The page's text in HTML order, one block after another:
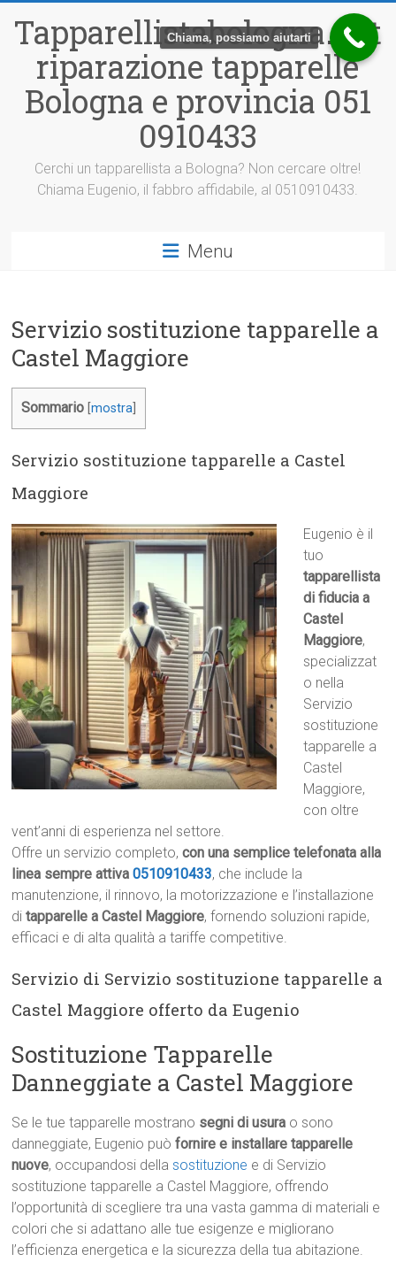
contenuto
Tapparellistabologna.net
riparazione tapparelle
Bologna e provincia 051
0910433
Cerchi un tapparellista a Bologna? Non cercare oltre!
Chiama Eugenio, il fabbro affidabile, al 0510910433.
Menu
Servizio sostituzione tapparelle a
Castel Maggiore
Sommario [mostra
Servizio sostituzione tapparelle a Castel
Maggiore
Eugenio è il
tuo
tapparellista
di fiducia a
Castel
Maggiore,
specializzat
o nella
Servizio
sostituzione
tapparelle a
Castel
Maggiore,
con oltre
vent’anni di esperienza nel settore.
Offre un servizio completo,con una semplice telefonata alla
linea sempre attiva0510910433, che include la
manutenzione, il rinnovo, la motorizzazione e l’installazione
ditapparelle a Castel Maggiore, fornendo soluzioni rapide,
efficaci e di alta qualità a tariffe competitive.
Servizio di Servizio sostituzione tapparelle a
Castel Maggiore offerto da Eugenio
Sostituzione Tapparelle
Danneggiate a Castel Maggiore
Se le tue tapparelle mostrano segni di usura o sono
danneggiate, Eugenio puòfornire e installare tapparelle
nuove, occupandosi dellasostituzione e di Servizio
sostituzione tapparelle a Castel Maggiore, offrendo
l’opportunità di scegliere tra una vasta gamma di materiali e
colori che si adattano alle tue esigenze e migliorano
l’efficienza energetica e la sicurezza della tua abitazione.
Chiama, possiamo aiutarti